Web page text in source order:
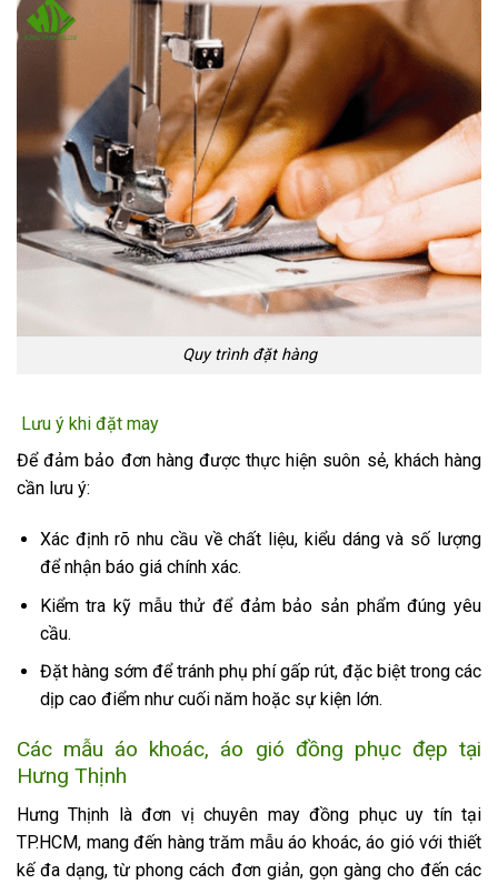
Quy trình đặt hàng
Lưu ý khi đặt may
Để đảm bảo đơn hàng được thực hiện suôn sẻ, khách hàng
cần lưu ý:
Xác định rõ nhu cầu về chất liệu, kiểu dáng và số lượng
để nhận báo giá chính xác.
Kiểm tra kỹ mẫu thử để đảm bảo sản phẩm đúng yêu
cầu.
Đặt hàng sớm để tránh phụ phí gấp rút, đặc biệt trong các
dịp cao điểm như cuối năm hoặc sự kiện lớn.
Các mẫu áo khoác, áo gió đồng phục đẹp tại
Hưng Thịnh
Hưng Thịnh là đơn vị chuyên may đồng phục uy tín tại
TP.HCM, mang đến hàng trăm mẫu áo khoác, áo gió với thiết
kế đa dạng, từ phong cách đơn giản, gọn gàng cho đến các